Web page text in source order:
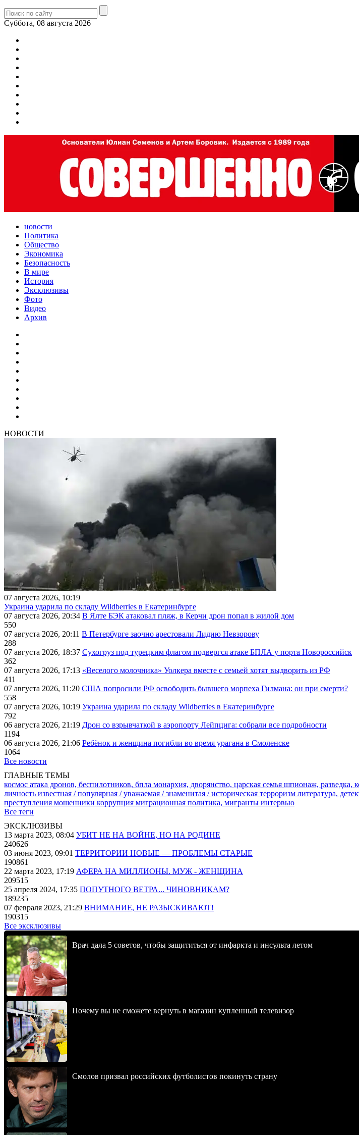
Суббота, 08 августа 2026
новости
Политика
Общество
Экономика
Безопасность
В мире
История
Эксклюзивы
Фото
Видео
Архив
НОВОСТИ
07 августа 2026, 10:19
Украина ударила по складу Wildberries в Екатеринбурге
07 августа 2026, 20:34 В Ялте БЭК атаковал пляж, в Керчи дрон попал в жилой дом
550
07 августа 2026, 20:11 В Петербурге заочно арестовали Лидию Невзорову
288
07 августа 2026, 18:37 Сухогруз под турецким флагом подвергся атаке БПЛА у порта Новороссийск
362
07 августа 2026, 17:13 «Веселого молочника» Уолкера вместе с семьей хотят выдворить из РФ
411
07 августа 2026, 11:20 США попросили РФ освободить бывшего морпеха Гилмана: он при смерти?
558
07 августа 2026, 10:19 Украина ударила по складу Wildberries в Екатеринбурге
792
06 августа 2026, 21:19 Дрон со взрывчаткой в аэропорту Лейпцига: собрали все подробности
1194
06 августа 2026, 21:06 Ребёнок и женщина погибли во время урагана в Смоленске
1064
Все новости
ГЛАВНЫЕ ТЕМЫ
космос атака дронов, беспилотников, бпла монархия, дворянство, царская семья шпионаж, разведка,
личность известная / популярная / уважаемая / знаменитая / историческая терроризм литература,
преступления мошенники коррупция миграционная политика, мигранты интервью
Все теги
ЭКСКЛЮЗИВЫ
13 марта 2023, 08:04 УБИТ НЕ НА ВОЙНЕ, НО НА РОДИНЕ
240626
03 июня 2023, 09:01 ТЕРРИТОРИИ НОВЫЕ — ПРОБЛЕМЫ СТАРЫЕ
190861
22 марта 2023, 17:19 АФЕРА НА МИЛЛИОНЫ. МУЖ - ЖЕНЩИНА
209515
25 апреля 2024, 17:35 ПОПУТНОГО ВЕТРА... ЧИНОВНИКАМ?
189235
07 февраля 2023, 21:29 ВНИМАНИЕ, НЕ РАЗЫСКИВАЮТ!
190315
Все эксклюзивы
Врач дала 5 советов, чтобы защититься от инфаркта и инсульта летом
Почему вы не сможете вернуть в магазин купленный телевизор
Смолов призвал российских футболистов покинуть страну